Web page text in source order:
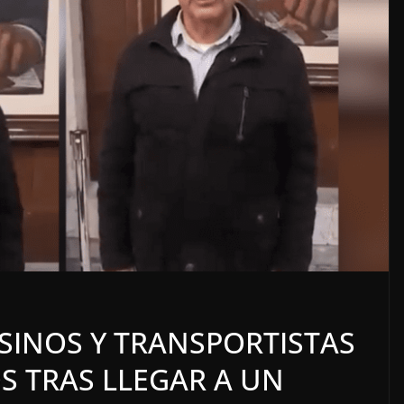
Y TRANSPORTISTAS
TRAS LLEGAR A UN
7 agosto, 2026